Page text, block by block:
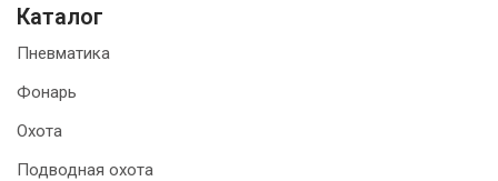
Каталог
Пневматика
Фонарь
Охота
Подводная охота